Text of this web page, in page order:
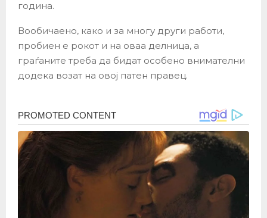
година.
Вообичаено, како и за многу други работи,
пробиен е рокот и на оваа делница, а
граѓаните треба да бидат особено внимателни
додека возат на овој патен правец.